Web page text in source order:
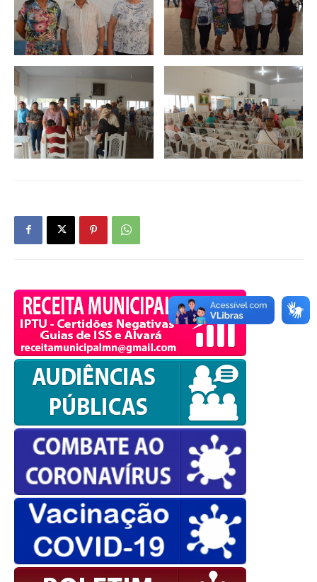
European Commission |
Cookies Policy
powered by WPCookiePro